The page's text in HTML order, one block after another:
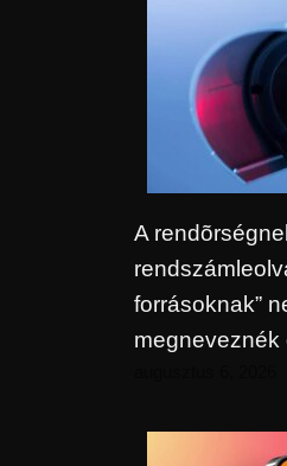
A
forrásoknak”
megneveznék